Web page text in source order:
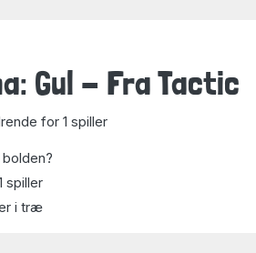
Gul - Fra Tactic
for 1 spiller
spiller
i træ